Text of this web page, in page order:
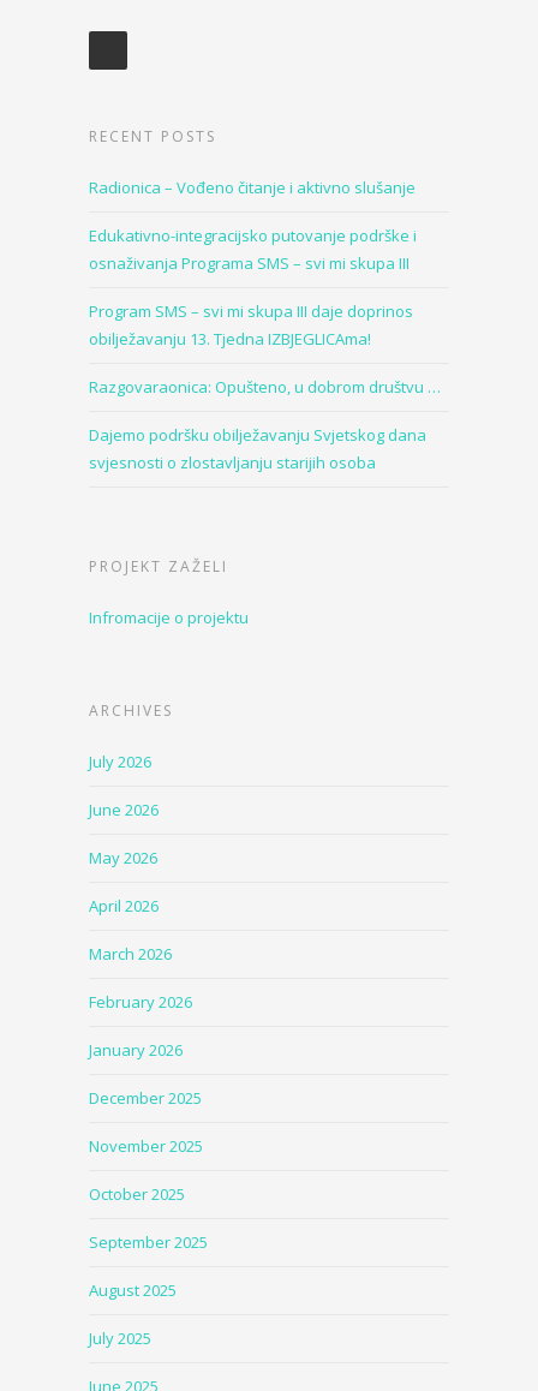
RECENT POSTS
Radionica – Vođeno čitanje i aktivno slušanje
Edukativno-integracijsko putovanje podrške i
osnaživanja Programa SMS – svi mi skupa III
Program SMS – svi mi skupa III daje doprinos
obilježavanju 13. Tjedna IZBJEGLICAma!
Razgovaraonica: Opušteno, u dobrom društvu …
Dajemo podršku obilježavanju Svjetskog dana
svjesnosti o zlostavljanju starijih osoba
PROJEKT ZAŽELI
Infromacije o projektu
ARCHIVES
July 2026
June 2026
May 2026
April 2026
March 2026
February 2026
January 2026
December 2025
November 2025
October 2025
September 2025
August 2025
July 2025
June 2025